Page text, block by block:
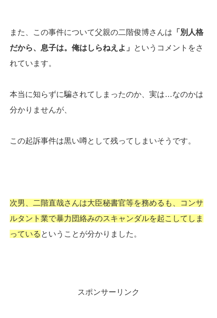
また、この事件について父親の二階俊博さんは 「別人格
だから、息子は。俺はしらねえよ」
というコメントをさ
れています。
本当に知らずに騙されてしまったのか、実は…なのかは
分かりませんが、
この起訴事件は黒い噂として残ってしまいそうです。
次男、二階直哉さんは大臣秘書官等を務めるも、コンサ
ルタント業で暴力団絡みのスキャンダルを起こしてしま
っている ということが分かりました。
スポンサーリンク